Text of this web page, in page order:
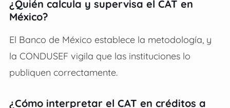
¿Quién calcula y supervisa el CAT en
México?
El Banco de México establece la metodología, y
la CONDUSEF vigila que las instituciones lo
publiquen correctamente.
¿Cómo interpretar el CAT en créditos a